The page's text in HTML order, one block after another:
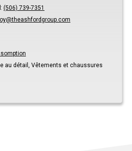
: (506) 739-7351
au détail, Vêtements et chaussures